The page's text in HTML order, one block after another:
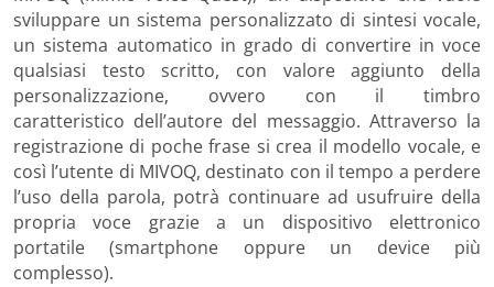
sviluppare un sistema personalizzato di sintesi vocale,
un sistema automatico in grado di convertire in voce
qualsiasi testo scritto, con valore aggiunto della
personalizzazione, ovvero con il timbro
caratteristico dell’autore del messaggio. Attraverso la
registrazione di poche frase si crea il modello vocale, e
così l’utente di MIVOQ, destinato con il tempo a perdere
l’uso della parola, potrà continuare ad usufruire della
propria voce grazie a un dispositivo elettronico
portatile (smartphone oppure un device più
complesso).